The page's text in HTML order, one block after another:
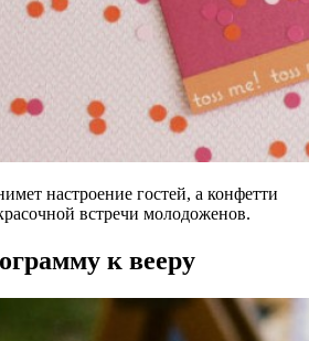
настроение гостей, а конфетти
встречи молодоженов.
к вееру